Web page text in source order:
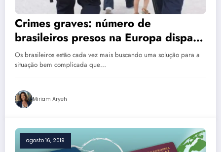
Crimes graves: número de
brasileiros presos na Europa dispara
e motivos preocupam
Os brasileiros estão cada vez mais buscando uma solução para a
situação bem complicada que…
Miriam Aryeh
agosto 16, 2019